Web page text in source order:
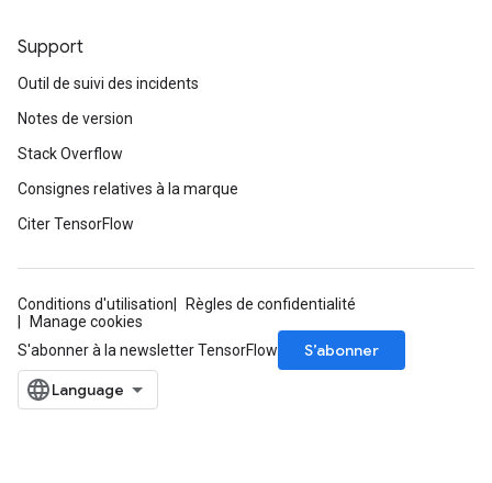
Support
Outil de suivi des incidents
Notes de version
Stack Overflow
Consignes relatives à la marque
Citer TensorFlow
Conditions d'utilisation
Règles de confidentialité
Manage cookies
S'abonner à la newsletter TensorFlow
S’abonner